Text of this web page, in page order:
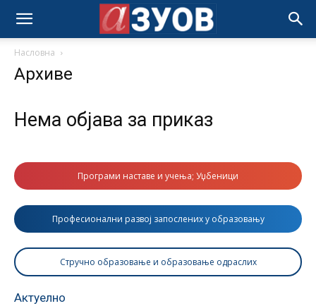
Насловна
Архиве
Нема објава за приказ
Програми наставе и учења; Уџбеници
Професионални развој запослених у образовању
Стручно образовање и образовање одраслих
Актуелно